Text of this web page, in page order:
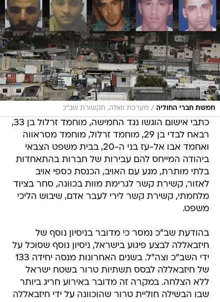
חמשת חברי החוליה / מערכת וואלה, תקשורת שב"כ
כתבי אישום הוגשו נגד החמישה, מוחמד זרלול בן 33,
רבאח לבדי בן 29, מוחמד זרלול, מוחמד מסראווה
ואחמד אבו אל-עז בני ה-20, בבית משפט הצבאי
ביהודה המייחס להם עבירות של חברות בהתאחדות
בלתי מותרת, מגע עם האויב, הכנסת כספי אויב
לאזור, קשירת קשר לגרימת מוות בכוונה, סחר בציוד
מלחמתי, קשירת קשר לירי לעבר אדם, שיבוש הליכי
משפט.
בהודעת שב"כ נמסר כי מדובר בניסיון נוסף של
חיזבאללה לבצע פיגוע בישראל, ניסיון נוסף שסוכל על
ידי השב"כ וצה"ל. בשנים האחרונות מנסה יחידה 133
של חיזבאללה לבסס תשתיות טרור בשטח ישראל
ללא הצלחה. במקרה זה מדובר באירוע חריג ביותר
שבו הבשילה חוליית טרור שהוכוונה על ידי חיזבאללה